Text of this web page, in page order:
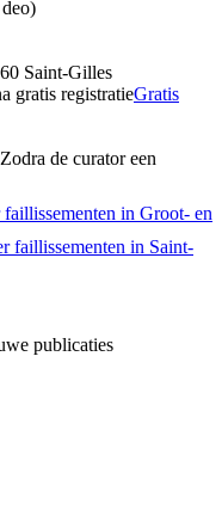
Saint-Gilles
gratis registratieGratis
de curator een
faillissementen in Groot- en
faillissementen in Saint-
publicaties